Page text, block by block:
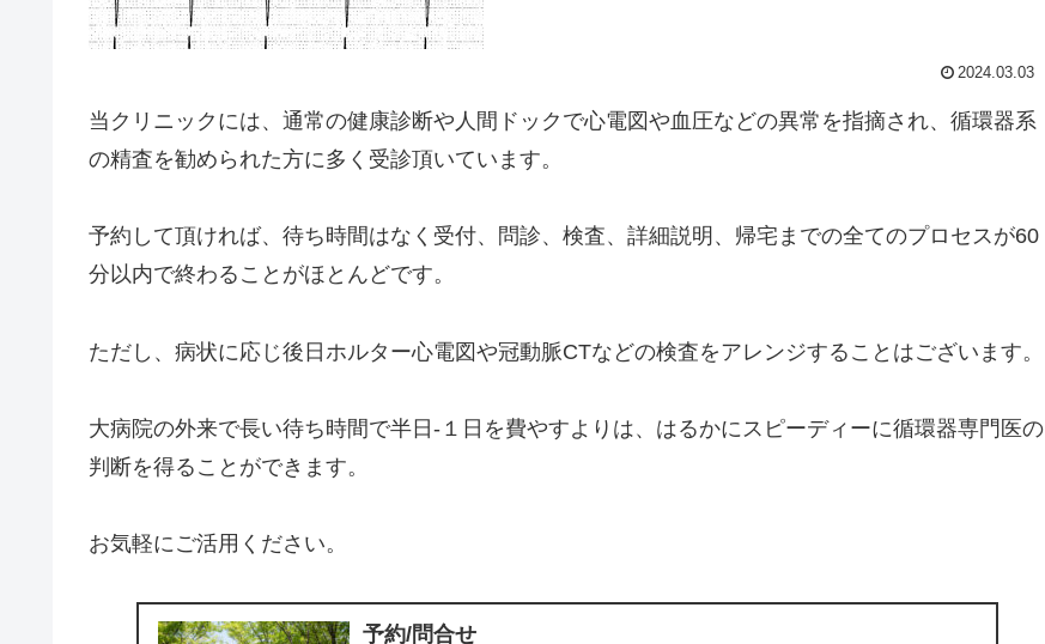
2024.03.03
当クリニックには、通常の健康診断や人間ドックで心電図や血圧などの異常を指摘され、循環器系
の精査を勧められた方に多く受診頂いています。
予約して頂ければ、待ち時間はなく受付、問診、検査、詳細説明、帰宅までの全てのプロセスが60
分以内で終わることがほとんどです。
ただし、病状に応じ後日ホルター心電図や冠動脈CTなどの検査をアレンジすることはございます。
大病院の外来で長い待ち時間で半日-１日を費やすよりは、はるかにスピーディーに循環器専門医の
判断を得ることができます。
お気軽にご活用ください。
予約/問合せ